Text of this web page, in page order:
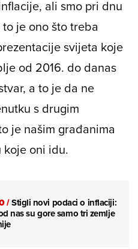
ali smo pri dnu
je ono što treba
svijeta koje
od 2016. do danas
a to je da ne
s drugim
je našim građanima
koje oni idu.
/Stigli novi podaci o inflaciji:
nas su gore samo tri zemlje